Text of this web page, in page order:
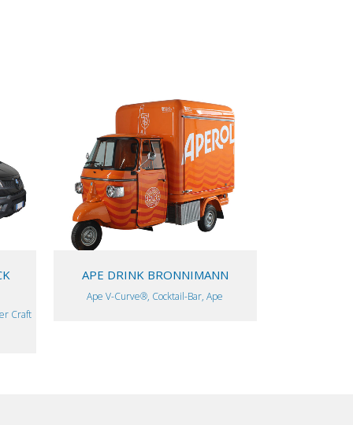
Craft
VIEW
APE DRINK BRONNIMANN
Ape V-Curve®, Cocktail-Bar, Ape